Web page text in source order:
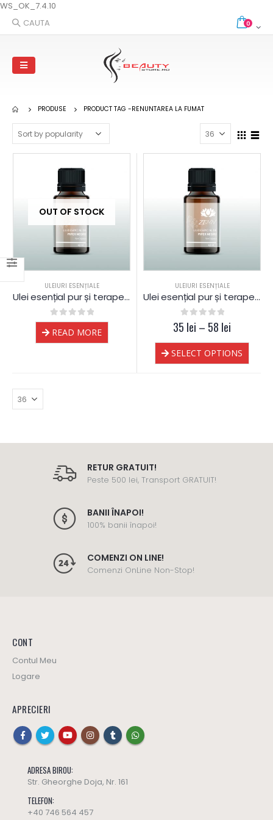
WS_OK_7.4.10
CAUTA
0
PRODUSE PRODUCT TAG -RENUNTAREA LA FUMAT
OUT OF STOCK
ULEIURI ESENȚIALE
Ulei esențial pur și terapeutic de Piper Negru
0out of 5
READ MORE
ULEIURI ESENȚIALE
Ulei esențial pur și terapeutic de Piper Negru
0 out of 5
35 lei – 58 lei
SELECT OPTIONS
RETUR GRATUIT!
Peste 500 lei, Transport GRATUIT!
BANII ÎNAPOI!
100% banii înapoi!
COMENZI ON LINE!
Comenzi OnLine Non-Stop!
CONT
Contul Meu
Logare
APRECIERI
ADRESA BIROU:
Str. Gheorghe Doja, Nr. 161
TELEFON:
+40 746 564 457